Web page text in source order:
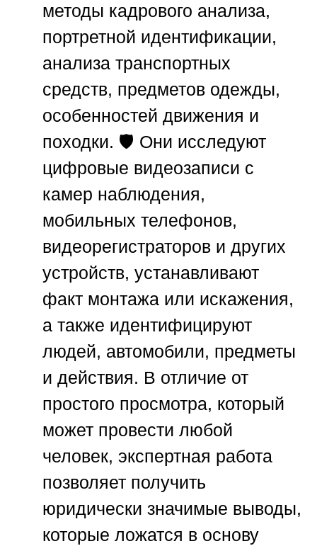
методы кадрового анализа,
портретной идентификации,
анализа транспортных
средств, предметов одежды,
особенностей движения и
походки. 🛡️ Они исследуют
цифровые видеозаписи с
камер наблюдения,
мобильных телефонов,
видеорегистраторов и других
устройств, устанавливают
факт монтажа или искажения,
а также идентифицируют
людей, автомобили, предметы
и действия. В отличие от
простого просмотра, который
может провести любой
человек, экспертная работа
позволяет получить
юридически значимые выводы,
которые ложатся в основу